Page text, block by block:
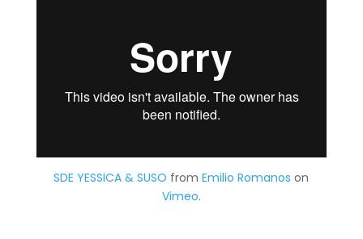
SDE YESSICA & SUSO fromEmilio Romanos on
Vimeo.